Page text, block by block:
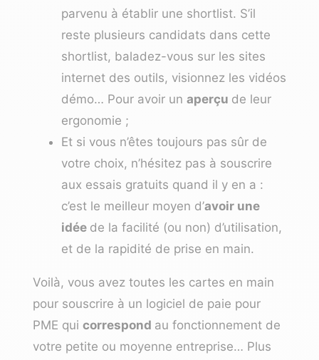
parvenu à établir une shortlist. S’il
reste plusieurs candidats dans cette
shortlist, baladez-vous sur les sites
internet des outils, visionnez les vidéos
démo… Pour avoir un aperçu de leur
ergonomie ;
Et si vous n’êtes toujours pas sûr de
votre choix, n’hésitez pas à souscrire
aux essais gratuits quand il y en a :
c’est le meilleur moyen d’avoir une
idée de la facilité (ou non) d’utilisation,
et de la rapidité de prise en main.
Voilà, vous avez toutes les cartes en main
pour souscrire à un logiciel de paie pour
PME qui correspond au fonctionnement de
votre petite ou moyenne entreprise… Plus